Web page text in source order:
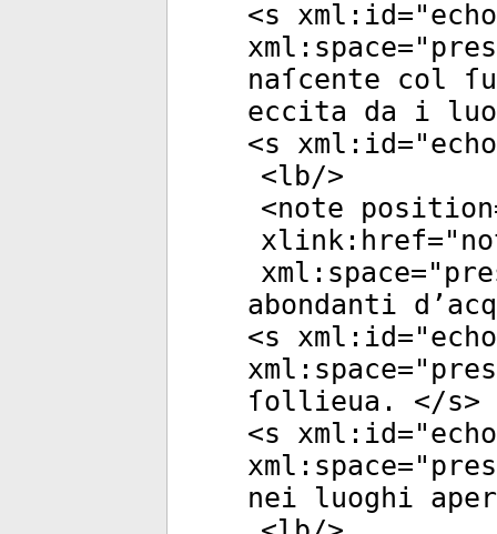
<s xml:id="
xml:space="
naſcente col
eccita da i
<s xml:id="
<lb/>
<note position
xlink:href="
xml:space="
abondanti
<s xml:id="
xml:space="
ſollieua. </s>
<s xml:id="
xml:space="
nei luoghi